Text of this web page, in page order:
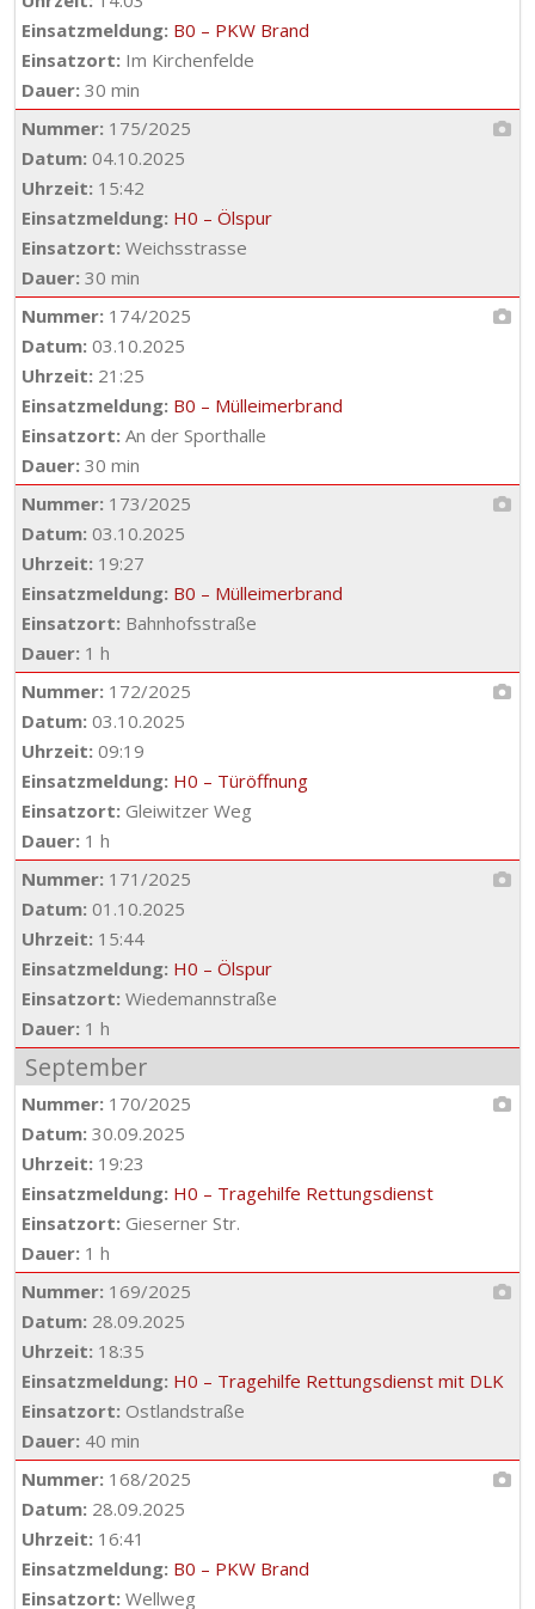
Einsatzmeldung: B0 – PKW Brand
Einsatzort: Im Kirchenfelde
Dauer: 30 min
Nummer: 175/2025
Datum: 04.10.2025
Uhrzeit: 15:42
Einsatzmeldung: H0 – Ölspur
Einsatzort: Weichsstrasse
Dauer: 30 min
Nummer: 174/2025
Datum: 03.10.2025
Uhrzeit: 21:25
Einsatzmeldung: B0 – Mülleimerbrand
Einsatzort: An der Sporthalle
Dauer: 30 min
Nummer: 173/2025
Datum: 03.10.2025
Uhrzeit: 19:27
Einsatzmeldung: B0 – Mülleimerbrand
Einsatzort: Bahnhofsstraße
Dauer: 1 h
Nummer: 172/2025
Datum: 03.10.2025
Uhrzeit: 09:19
Einsatzmeldung: H0 – Türöffnung
Einsatzort: Gleiwitzer Weg
Dauer: 1 h
Nummer: 171/2025
Datum: 01.10.2025
Uhrzeit: 15:44
Einsatzmeldung: H0 – Ölspur
Einsatzort: Wiedemannstraße
Dauer: 1 h
September
Nummer: 170/2025
Datum: 30.09.2025
Uhrzeit: 19:23
Einsatzmeldung: H0 – Tragehilfe Rettungsdienst
Einsatzort: Gieserner Str.
Dauer: 1 h
Nummer: 169/2025
Datum: 28.09.2025
Uhrzeit: 18:35
Einsatzmeldung: H0 – Tragehilfe Rettungsdienst mit DLK
Einsatzort: Ostlandstraße
Dauer: 40 min
Nummer: 168/2025
Datum: 28.09.2025
Uhrzeit: 16:41
Einsatzmeldung: B0 – PKW Brand
Einsatzort: Wellweg